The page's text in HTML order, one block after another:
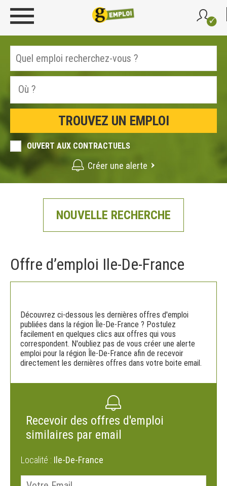
OUVERT AUX CONTRACTUELS
Créer une alerte
NOUVELLE RECHERCHE
Offre d’emploi Ile-De-France
Découvrez ci-dessous les dernières offres d'emploi
publiées dans la région Île-De-France ? Postulez
facilement en quelques clics aux offres qui vous
correspondent. N'oubliez pas de vous créer une alerte
emploi pour la région Île-De-France afin de recevoir
directement les dernières offres dans votre boite email.
Recevoir des offres d'emploi
similaires par email
Localité : Ile-De-France